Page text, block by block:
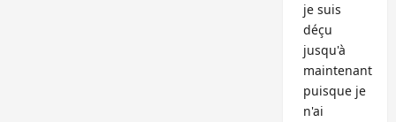
je suis
déçu
jusqu'à
maintenant
puisque je
n'ai